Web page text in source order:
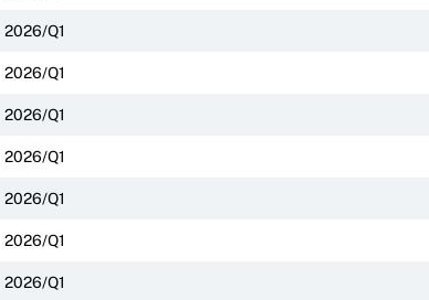
2026/Q1
2026/Q1
2026/Q1
2026/Q1
2026/Q1
2026/Q1
2026/Q1